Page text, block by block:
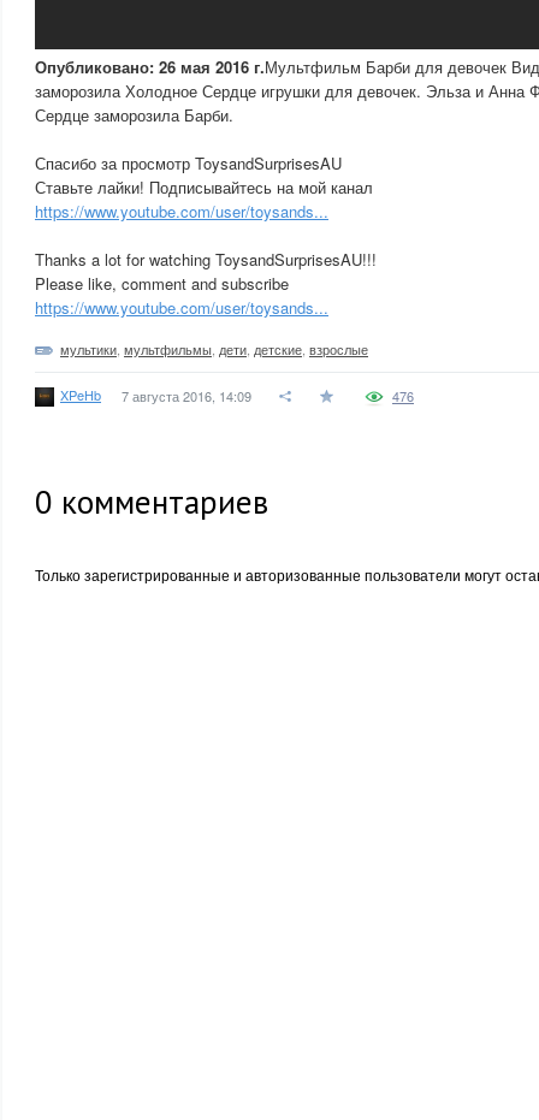
Опубликовано: 26 мая 2016 г.Мультфильм Барби для девочек
заморозила Холодное Сердце игрушки для девочек. Эльза и Анна
Сердце заморозила Барби.
Спасибо за просмотр ToysandSurprisesAU
Ставьте лайки! Подписывайтесь на мой канал
https://www.youtube.com/user/toysands...
Thanks a lot for watching ToysandSurprisesAU!!!
Please like, comment and subscribe
https://www.youtube.com/user/toysands...
мультики мультфильмы дети детские взрослые
XPeHb 7 августа 2016, 14:09 476
0 комментариев
Только зарегистрированные и авторизованные пользователи могут